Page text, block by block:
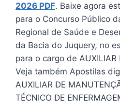
2026 PDF. Baixe agora
para o Concurso Público
Regional de Saúde e
da Bacia do Juquery, no
para o cargo de AUXILIAR
Veja também Apostilas
AUXILIAR DE
TÉCNICO DE